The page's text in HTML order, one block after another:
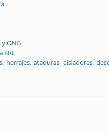
ONG
SRL
herrajes ataduras aisladores
integrales de alto nivel